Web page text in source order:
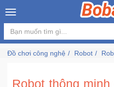
×
Đăng
nhập
Đồ chơi công nghệ Robot
Robot thông